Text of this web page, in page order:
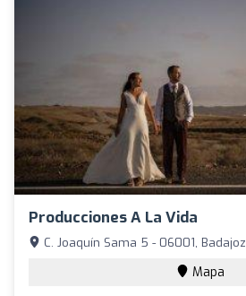
Producciones A La Vida
C. Joaquín Sama 5 - 06001, Badajoz
Mapa